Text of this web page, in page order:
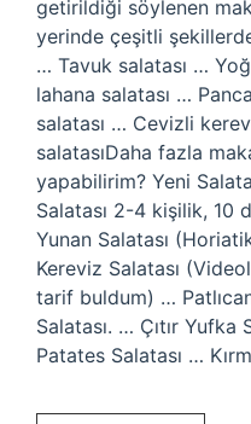
getirildiği söylenen
yerinde çeşitli
… Tavuk salatası …
lahana salatası …
salatası … Cevizli
salatasıDaha fazla
yapabilirim? Yeni
Salatası 2-4 kişilik, 10
Yunan Salatası
Kereviz Salatası
tarif buldum) …
Salatası. … Çıtır
Patates Salatası …